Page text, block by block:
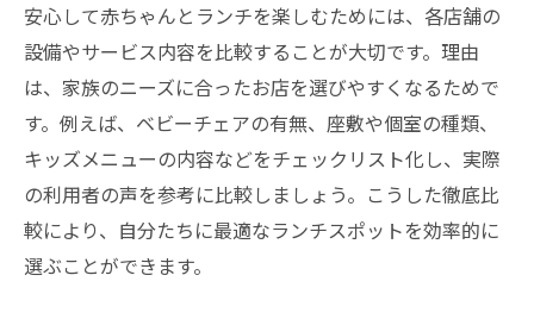
安心して赤ちゃんとランチを楽しむためには、各店舗の
設備やサービス内容を比較することが大切です。理由
は、家族のニーズに合ったお店を選びやすくなるためで
す。例えば、ベビーチェアの有無、座敷や個室の種類、
キッズメニューの内容などをチェックリスト化し、実際
の利用者の声を参考に比較しましょう。こうした徹底比
較により、自分たちに最適なランチスポットを効率的に
選ぶことができます。